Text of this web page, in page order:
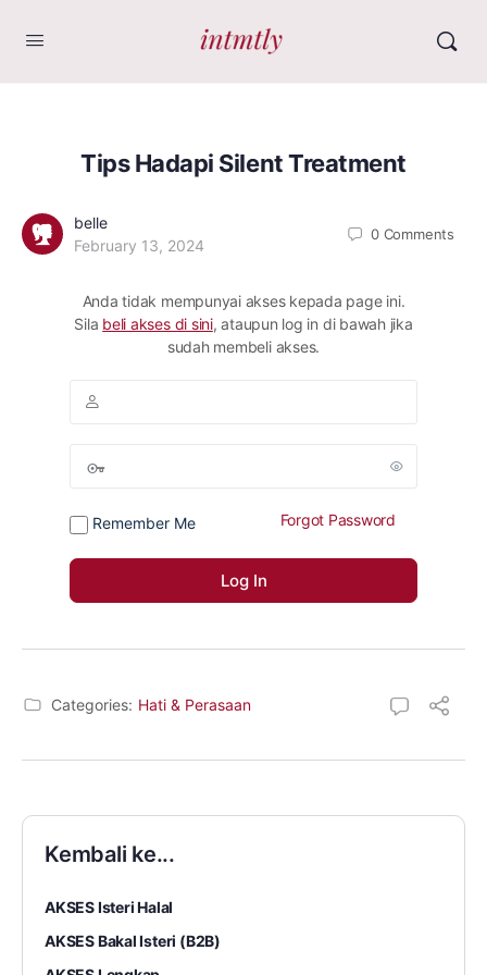
Tips Hadapi Silent Treatment
belle
February 13, 2024
0 Comments
Anda tidak mempunyai akses kepada page ini.
Sila beli akses di sini, ataupun log in di bawah jika
sudah membeli akses.
Remember Me Forgot Password
Categories: Hati & Perasaan
Kembali ke...
AKSES Isteri Halal
AKSES Bakal Isteri (B2B)